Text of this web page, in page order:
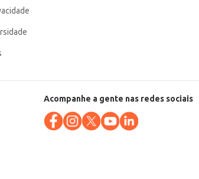
Acompanhe a gente nas redes sociais